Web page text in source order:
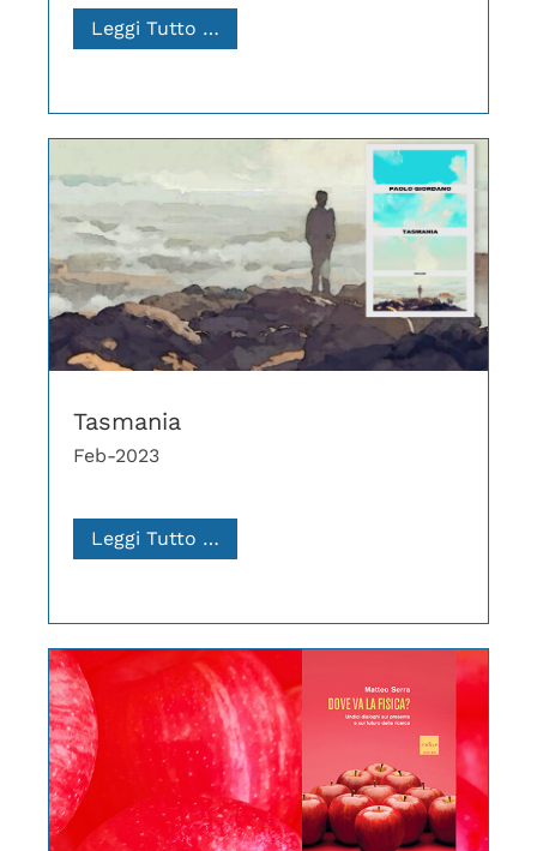
Leggi Tutto …
Tasmania
Feb-2023
Leggi Tutto …